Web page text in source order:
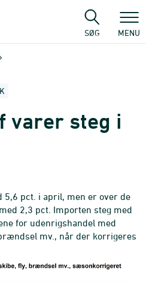
SØG MENU
varer steg i
5,6 pct. i april, men er over de
2,3 pct. Importen steg med
for udenrigshandel med
mv., når der korrigeres